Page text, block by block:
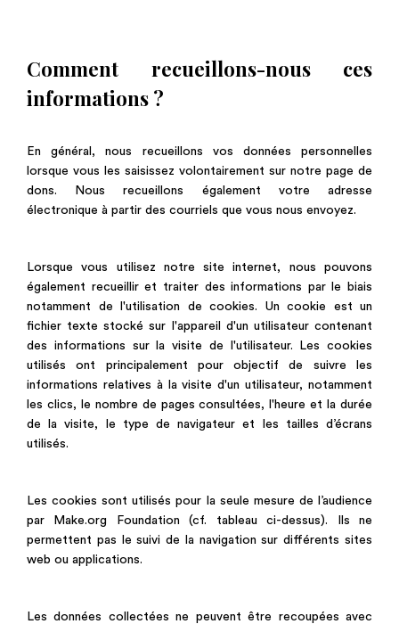
Comment recueillons-nous ces
informations ?
En général, nous recueillons vos données personnelles
lorsque vous les saisissez volontairement sur notre page de
dons. Nous recueillons également votre adresse
électronique à partir des courriels que vous nous envoyez.
Lorsque vous utilisez notre site internet, nous pouvons
également recueillir et traiter des informations par le biais
notamment de l'utilisation de cookies. Un cookie est un
fichier texte stocké sur l'appareil d'un utilisateur contenant
des informations sur la visite de l'utilisateur. Les cookies
utilisés ont principalement pour objectif de suivre les
informations relatives à la visite d'un utilisateur, notamment
les clics, le nombre de pages consultées, l'heure et la durée
de la visite, le type de navigateur et les tailles d’écrans
utilisés.
Les cookies sont utilisés pour la seule mesure de l’audience
par Make.org Foundation (cf. tableau ci-dessus). Ils ne
permettent pas le suivi de la navigation sur différents sites
web ou applications.
Les données collectées ne peuvent être recoupées avec